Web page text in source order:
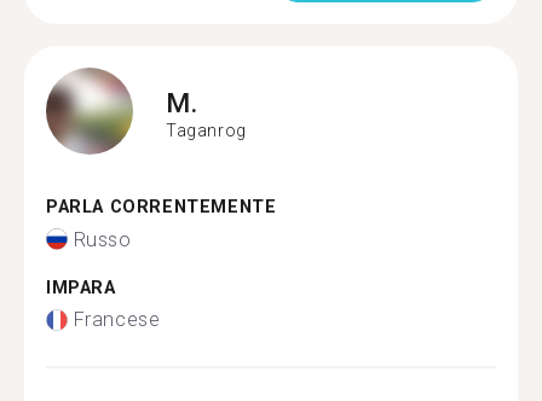
M.
Taganrog
PARLA CORRENTEMENTE
Russo
IMPARA
Francese